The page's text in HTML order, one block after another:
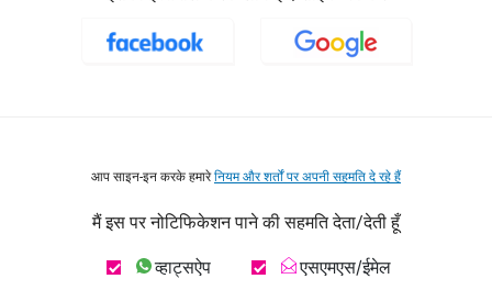
आप साइन-इन करके हमारेनियम और शर्तों पर अपनी सहमति दे रहे हैं
मैं इस पर नोटिफिकेशन पाने की सहमति देता/देती हूँ
व्हाट्सऐप एसएमएस/ईमेल